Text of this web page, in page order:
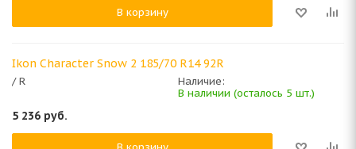
В корзину
Ikon Character Snow 2 185/70 R14 92R
/ R
Наличие:
В наличии (осталось 5 шт.)
5 236 руб.